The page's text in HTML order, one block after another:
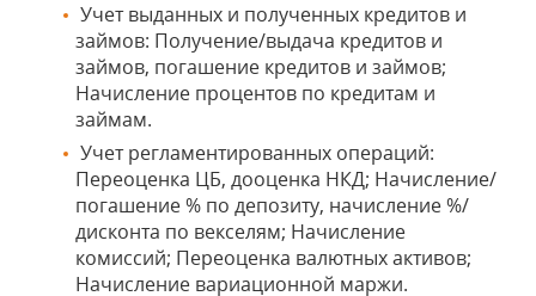
Учет выданных и полученных кредитов и
займов: Получение/выдача кредитов и
займов, погашение кредитов и займов;
Начисление процентов по кредитам и
займам.
Учет регламентированных операций:
Переоценка ЦБ, дооценка НКД; Начисление/
погашение % по депозиту, начисление %/
дисконта по векселям; Начисление
комиссий; Переоценка валютных активов;
Начисление вариационной маржи.